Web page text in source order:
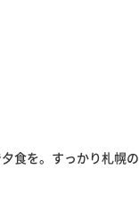
食を。すっかり札幌